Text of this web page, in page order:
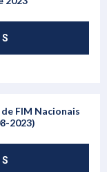
FIM Nacionais
2023)